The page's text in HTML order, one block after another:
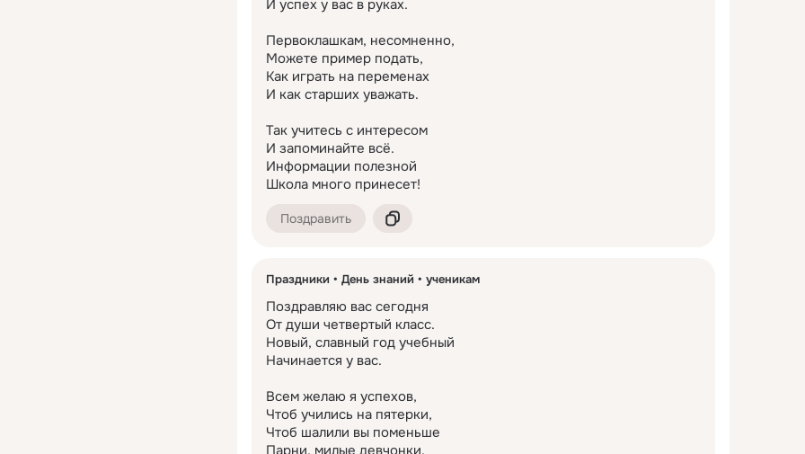
И успех у вас в руках.
Первоклашкам, несомненно,
Можете пример подать,
Как играть на переменах
И как старших уважать.
Так учитесь с интересом
И запоминайте всё.
Информации полезной
Школа много принесет!
Поздравить
Праздники День знаний ученикам
Поздравляю вас сегодня
От души четвертый класс.
Новый, славный год учебный
Начинается у вас.
Всем желаю я успехов,
Чтоб учились на пятерки,
Чтоб шалили вы поменьше
Парни, милые девчонки.